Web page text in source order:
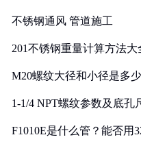
不锈钢通风 管道施工
201不锈钢重量计算方法大
M20螺纹大径和小径是多少
1-1/4 NPT螺纹参数及底孔
F1010E是什么管？能否用